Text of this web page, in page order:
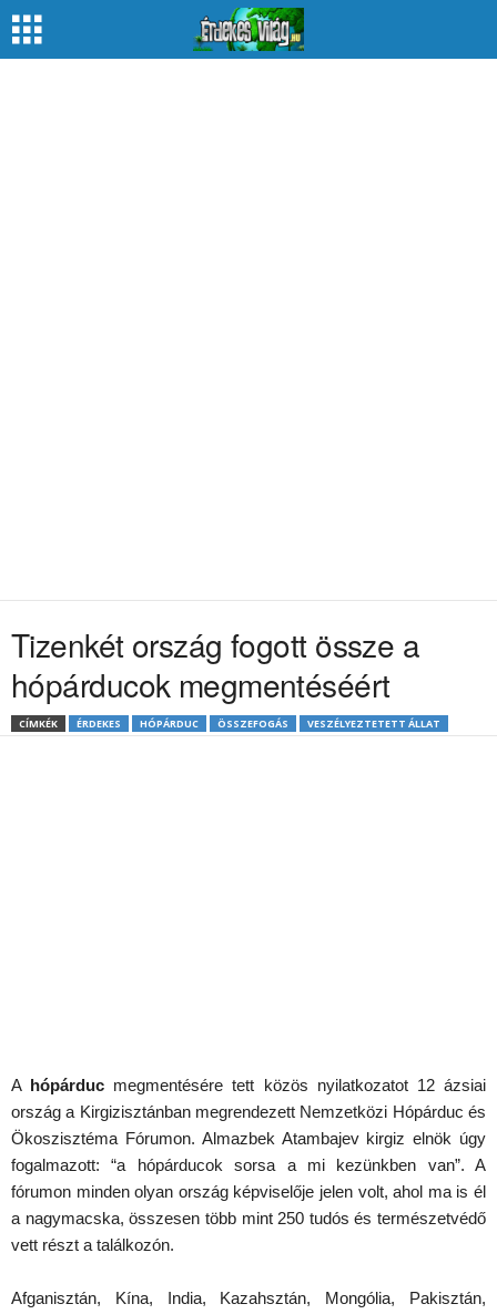
Tizenkét ország fogott össze a
hópárducok megmentéséért
CÍMKÉK ÉRDEKES HÓPÁRDUC ÖSSZEFOGÁS VESZÉLYEZTETETT ÁLLAT
A hópárduc megmentésére tett közös nyilatkozatot 12 ázsiai
ország a Kirgizisztánban megrendezett Nemzetközi Hópárduc és
Ökoszisztéma Fórumon. Almazbek Atambajev kirgiz elnök úgy
fogalmazott: “a hópárducok sorsa a mi kezünkben van”. A
fórumon minden olyan ország képviselője jelen volt, ahol ma is él
a nagymacska, összesen több mint 250 tudós és természetvédő
vett részt a találkozón.
Afganisztán, Kína, India, Kazahsztán, Mongólia, Pakisztán,